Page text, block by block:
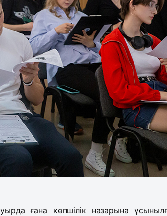
ғана көпшілік назарына